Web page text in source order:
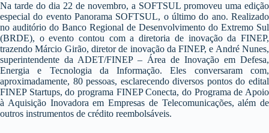
Na tarde do dia 22 de novembro, a SOFTSUL promoveu uma edição
especial do evento Panorama SOFTSUL, o último do ano. Realizado
no auditório do Banco Regional de Desenvolvimento do Extremo Sul
(BRDE), o evento contou com a diretoria de inovação da FINEP,
trazendo Márcio Girão, diretor de inovação da FINEP, e André Nunes,
superintendente da ADET/FINEP – Área de Inovação em Defesa,
Energia e Tecnologia da Informação. Eles conversaram com,
aproximadamente, 80 pessoas, esclarecendo diversos pontos do edital
FINEP Startups, do programa FINEP Conecta, do Programa de Apoio
à Aquisição Inovadora em Empresas de Telecomunicações, além de
outros instrumentos de crédito reembolsáveis.